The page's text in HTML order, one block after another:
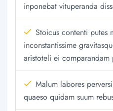
inponebat vituperanda
Stoicus contenti putes
inconstantissime
aristoteli ei comparandam
Malum labores
quaeso quidam suum